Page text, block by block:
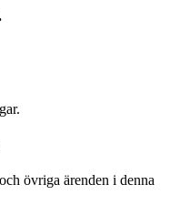
övriga ärenden i denna